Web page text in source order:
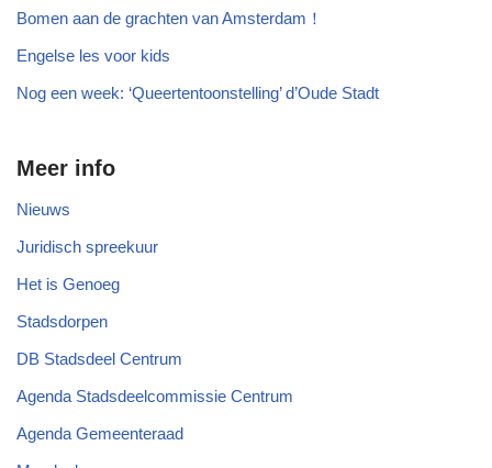
Bomen aan de grachten van Amsterdam！
Engelse les voor kids
Nog een week: ‘Queertentoonstelling’ d’Oude Stadt
Meer info
Nieuws
Juridisch spreekuur
Het is Genoeg
Stadsdorpen
DB Stadsdeel Centrum
Agenda Stadsdeelcommissie Centrum
Agenda Gemeenteraad